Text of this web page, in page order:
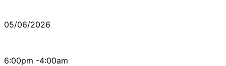
05/06/2026
6:00pm -4:00am